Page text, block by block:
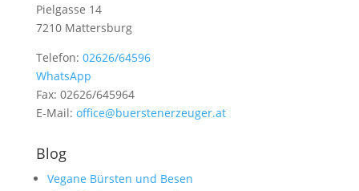
Pielgasse 14
7210 Mattersburg
Telefon: 02626/64596
WhatsApp
Fax: 02626/645964
E-Mail: office@buerstenerzeuger.at
Blog
Vegane Bürsten und Besen